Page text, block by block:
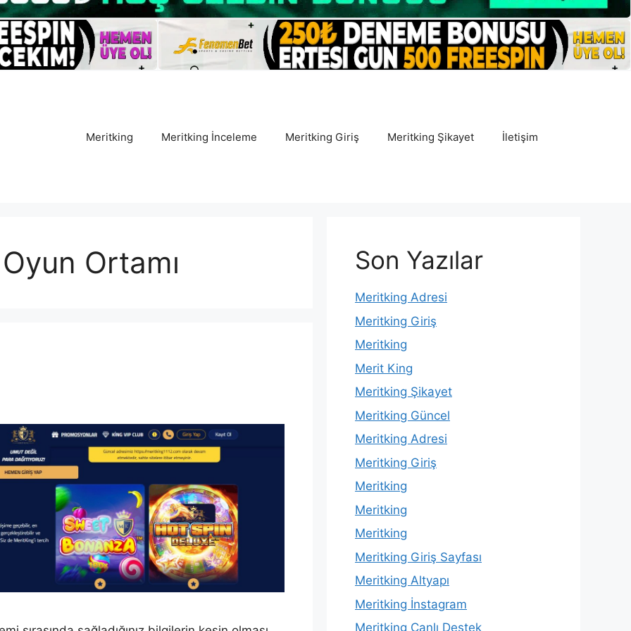
Meritking Meritking İnceleme Meritking Giriş Meritking Şikayet İletişim
Ortamı Son Yazılar
Meritking Adresi
Meritking Giriş
Meritking
Merit King
Meritking Şikayet
Meritking Güncel
Meritking Adresi
Meritking Giriş
Meritking
Meritking
Meritking
Meritking Giriş Sayfası
Meritking Altyapı
Meritking İnstagram
Meritking Canlı Destek